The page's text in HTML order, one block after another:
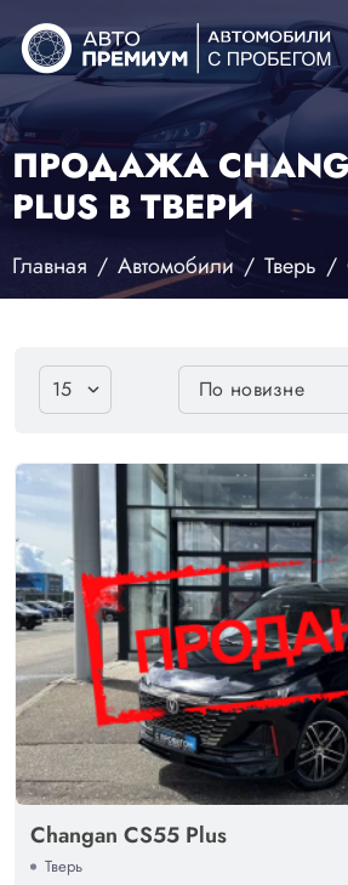
ПРОДАЖА
PLUS В ТВЕРИ
Главная Автомобили Тверь
Changan CS55 Plus
Тверь